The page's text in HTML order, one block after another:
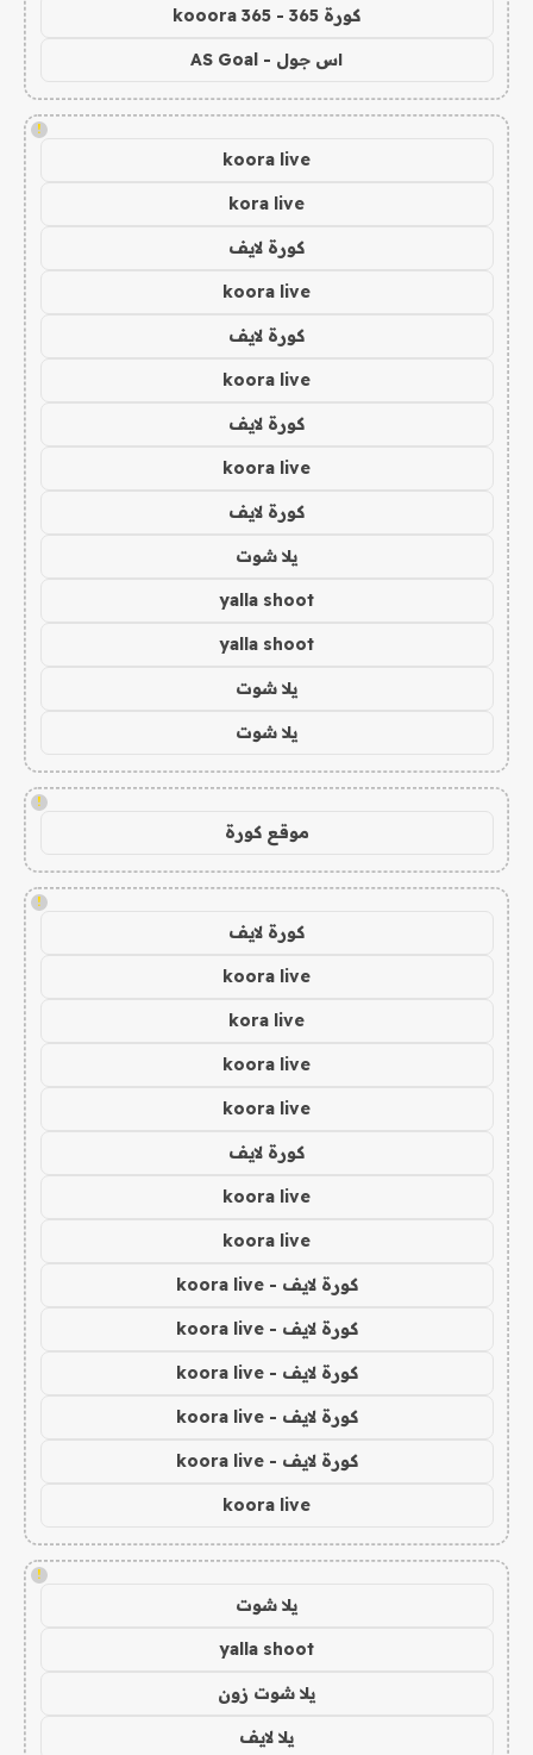
كورة 365 - kooora 365
اس جول - AS Goal
!
koora live
kora live
كورة لايف
koora live
كورة لايف
koora live
كورة لايف
koora live
كورة لايف
يلا شوت
yalla shoot
yalla shoot
يلا شوت
يلا شوت
!
موقع كورة
!
كورة لايف
koora live
kora live
koora live
koora live
كورة لايف
koora live
koora live
كورة لايف - koora live
كورة لايف - koora live
كورة لايف - koora live
كورة لايف - koora live
كورة لايف - koora live
koora live
!
يلا شوت
yalla shoot
يلا شوت زون
يلا لايف